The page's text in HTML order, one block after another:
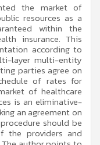
the market of
resources as a
within the
insurance. This
according to
layer multi-entity
parties agree on
of rates for
of healthcare
is an eliminative-
an agreement on
should be
the providers and